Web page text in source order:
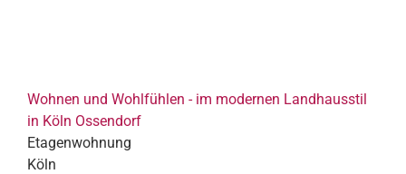
Wohnen und Wohlfühlen - im modernen Landhausstil
in Köln Ossendorf
Etagenwohnung
Köln